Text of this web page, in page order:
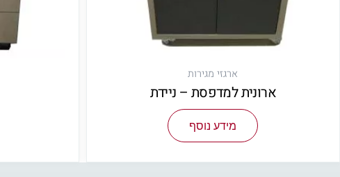
ארגזי מגירות
ארונית למדפסת – ניידת
מידע נוסף